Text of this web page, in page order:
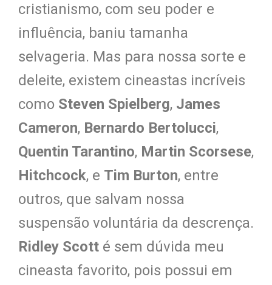
cristianismo, com seu poder e
influência, baniu tamanha
selvageria. Mas para nossa sorte e
deleite, existem cineastas incríveis
como Steven Spielberg, James
Cameron, Bernardo Bertolucci,
Quentin Tarantino, Martin Scorsese,
Hitchcock, e Tim Burton, entre
outros, que salvam nossa
suspensão voluntária da descrença.
Ridley Scott é sem dúvida meu
cineasta favorito, pois possui em